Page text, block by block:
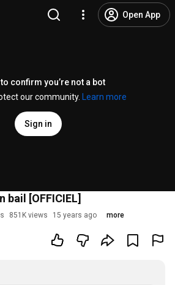
Open App
confirm you’re not a bot
our community.
Learn more
Sign in
bail [OFFICIEL]
851K views 15 years ago more